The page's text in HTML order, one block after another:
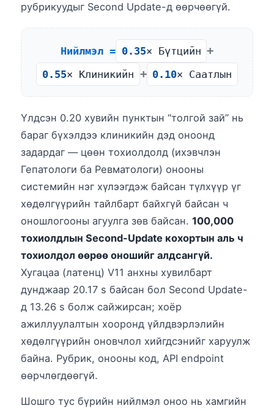
рубрикуудыг Second Update-д өөрчөөгүй.
Нийлмэл = 0.35× Бүтцийн +
0.55× Клиникийн + 0.10× Саатлын
Үлдсэн 0.20 хувийн пунктын “толгой зай” нь
бараг бүхэлдээ клиникийн дэд оноонд
задардаг — цөөн тохиолдолд (ихэвчлэн
Гепатологи ба Ревматологи) онооны
системийн нэг хүлээгдэж байсан түлхүүр үг
хөдөлгүүрийн тайлбарт байхгүй байсан ч
оношлогооны агуулга зөв байсан. 100,000
тохиолдлын Second-Update кохортын аль ч
тохиолдол өөрөө оношийг алдсангүй.
Хугацаа (латенц) V11 анхны хувилбарт
дунджаар 20.17 s байсан бол Second Update-
д 13.26 s болж сайжирсан; хоёр
ажиллуулалтын хооронд үйлдвэрлэлийн
хөдөлгүүрийн оновчлол хийгдсэнийг харуулж
байна. Рубрик, онооны код, API endpoint
өөрчлөгдөөгүй.
Шошго тус бүрийн нийлмэл оноо нь хамгийн